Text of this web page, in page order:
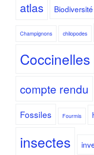
atlas Biodiversité
Champignons chilopodes
Coccinelles
compte rendu
Fossiles Fourmis
insectes